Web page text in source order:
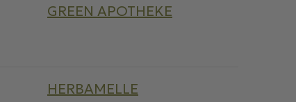
GREEN APOTHEKE
HERBAMELLE